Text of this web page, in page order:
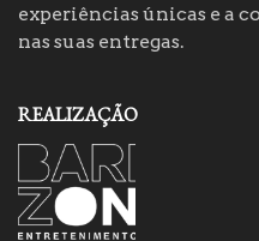
experiências únicas e a
nas suas entregas.
REALIZAÇÃO